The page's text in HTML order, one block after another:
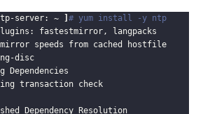
server: ~ ] # yum install -y ntp
fastestmirror, langpacks
mirror speeds from cached hostfile
Dependencies
transaction check
Dependency Resolution